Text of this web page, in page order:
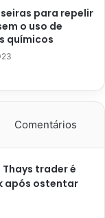
Fonte: site Tilt/Uol
isto é, entre
para repelir
o uso de
químicos
Comentários
trader é
após ostentar